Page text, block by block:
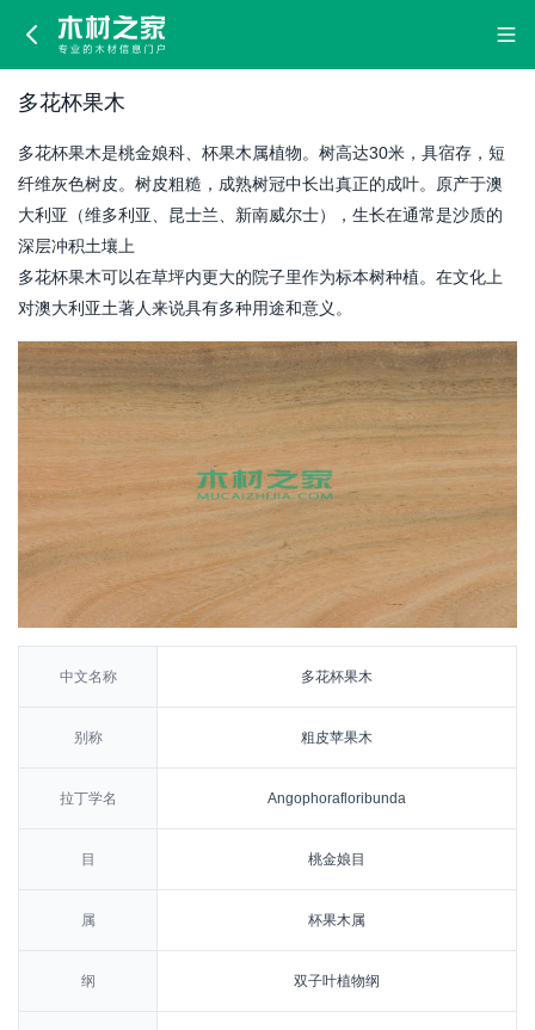
多
花
果
木
多花杯果木
多花杯果木是桃金娘科、杯果木属植物。树高达30米，具宿存，短
纤维灰色树皮。树皮粗糙，成熟树冠中长出真正的成叶。原产于澳
大利亚（维多利亚、昆士兰、新南威尔士），生长在通常是沙质的
深层冲积土壤上
多花杯果木可以在草坪内更大的院子里作为标本树种植。在文化上
对澳大利亚土著人来说具有多种用途和意义。
中文名称 多花杯果木
别称 粗皮苹果木
拉丁学名 Angophorafloribunda
目 桃金娘目
属 杯果木属
纲 双子叶植物纲